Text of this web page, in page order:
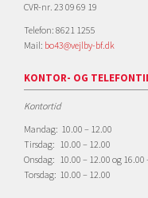
CVR-nr. 23 09 69 19
Telefon: 8621 1255
Mail: bo43@vejlby-bf.dk
KONTOR- OG
Kontortid
Mandag: 10.00 – 12.00
Tirsdag: 10.00 – 12.00
Onsdag: 10.00 – 12.00 og 16.00
Torsdag: 10.00 – 12.00